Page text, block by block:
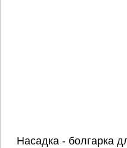
Насадка - болгарка